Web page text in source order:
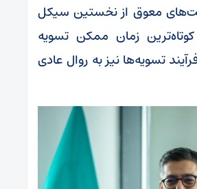
معوق از نخستین سیکل
کوتاه‌ترین زمان ممکن تسویه
تسویه‌ها نیز به روال عادی